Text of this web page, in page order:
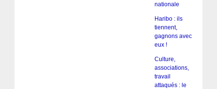
nationale
Haribo : ils
tiennent,
gagnons avec
eux !
Culture,
associations,
travail
attaqués : le